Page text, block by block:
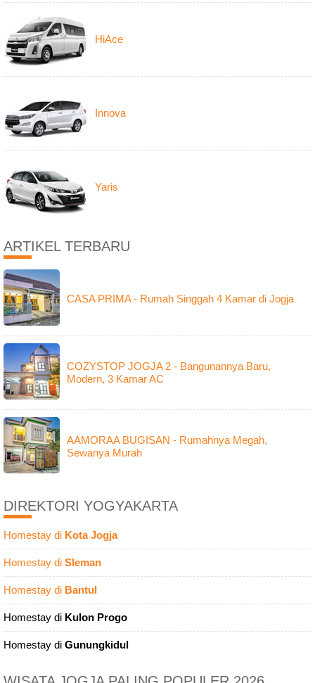
HiAce
Innova
Yaris
ARTIKEL TERBARU
CASA PRIMA - Rumah Singgah 4 Kamar di Jogja
COZYSTOP JOGJA 2 - Bangunannya Baru,
Modern, 3 Kamar AC
AAMORAA BUGISAN - Rumahnya Megah,
Sewanya Murah
DIREKTORI YOGYAKARTA
Homestay di Kota Jogja
Homestay di Sleman
Homestay di Bantul
Homestay di Kulon Progo
Homestay di Gunungkidul